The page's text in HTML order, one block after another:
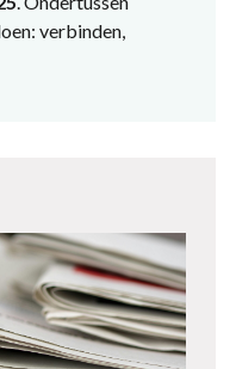
verbinden,